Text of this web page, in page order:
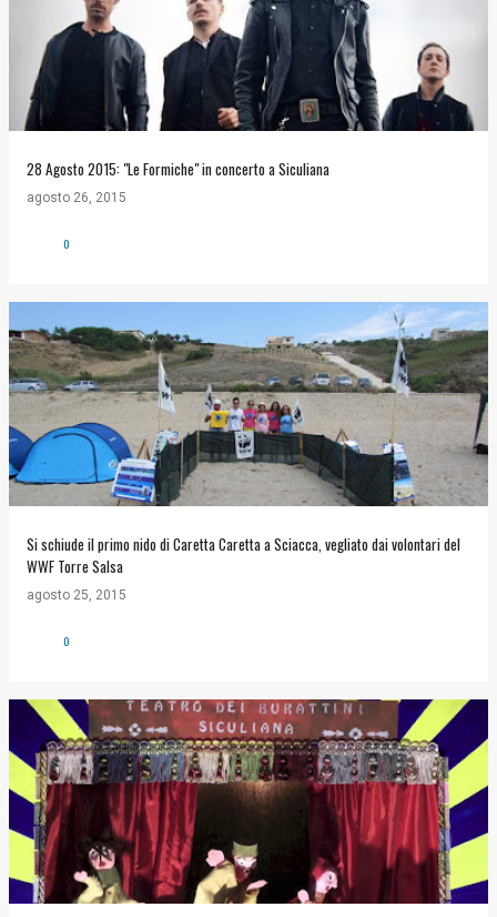
28 Agosto 2015: "Le Formiche" in concerto a Siculiana
agosto 26, 2015
0
Si schiude il primo nido di Caretta Caretta a Sciacca, vegliato dai volontari del
WWF Torre Salsa
agosto 25, 2015
0